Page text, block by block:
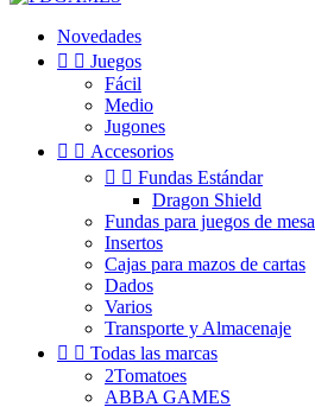
Novedades
  Juegos
Fácil
Medio
Jugones
  Accesorios
  Fundas Estándar
Dragon Shield
Fundas para juegos de mesa
Insertos
Cajas para mazos de cartas
Dados
Varios
Transporte y Almacenaje
  Todas las marcas
2Tomatoes
ABBA GAMES